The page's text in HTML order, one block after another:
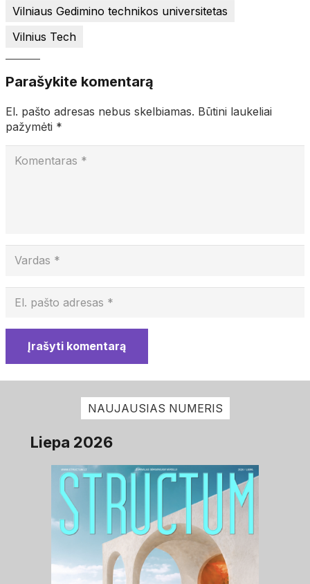
Vilniaus Gedimino technikos universitetas
Vilnius Tech
Parašykite komentarą
El. pašto adresas nebus skelbiamas. Būtini laukeliai
pažymėti *
Įrašyti komentarą
NAUJAUSIAS NUMERIS
Liepa 2026